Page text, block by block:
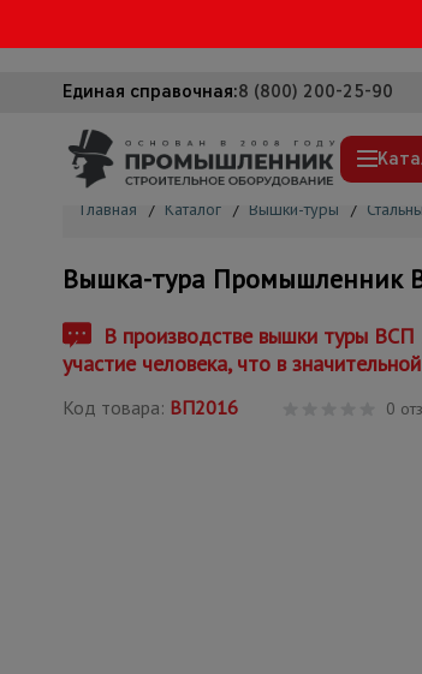
Единая справочная:8 (800) 200-25-90
Вышки-туры
Подмости
Сетка, тенты,
Строительные
Мусоропровод
Фанера
Вибротехника для
Оборудование для
Главная / Каталог / Вышки-туры /
Вышка-тура Промышленник
В производстве вышки туры ВСП
участие человека, что в
Код товара: ВП2016 0